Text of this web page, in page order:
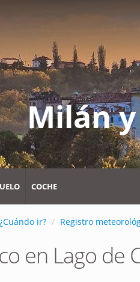
Milán
COCHE
¿Cuándo ir? Registro
en Lago de